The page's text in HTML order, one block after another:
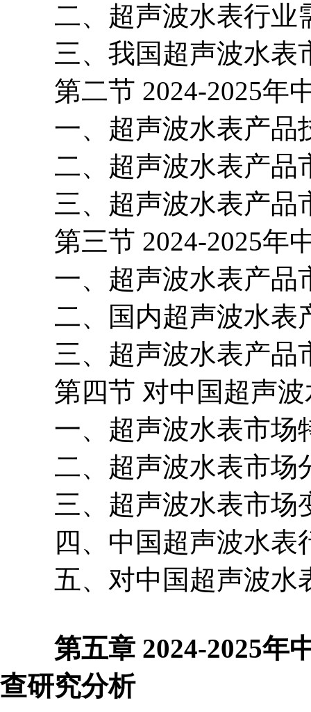
二、超声波水表行业
三、我国超声波水表
第二节 2024-2025年
一、超声波水表产品
二、超声波水表产品
三、超声波水表产品
第三节 2024-2025年
一、超声波水表产品
二、国内超声波水表
三、超声波水表产品
第四节 对中国超声波
一、超声波水表市场
二、超声波水表市场
三、超声波水表市场
四、中国超声波水表
五、对中国超声波水
第五章 2024-2025年
查研究分析